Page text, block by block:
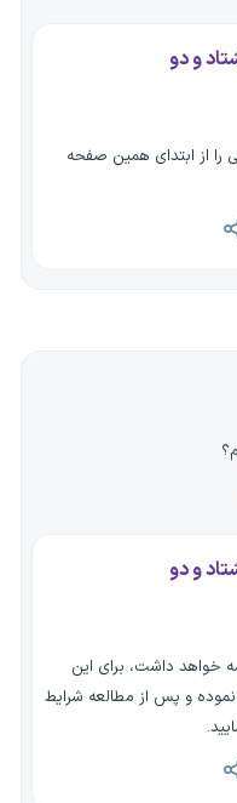
و دو
را از ابتدای همین صفحه
و دو
خواهد داشت، برای این
و پس از مطالعه شرایط